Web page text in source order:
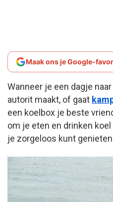
Maak ons je Google-
Wanneer je een dagje
autorit maakt, of gaat
een koelbox je beste
om je eten en drinken
je zorgeloos kunt